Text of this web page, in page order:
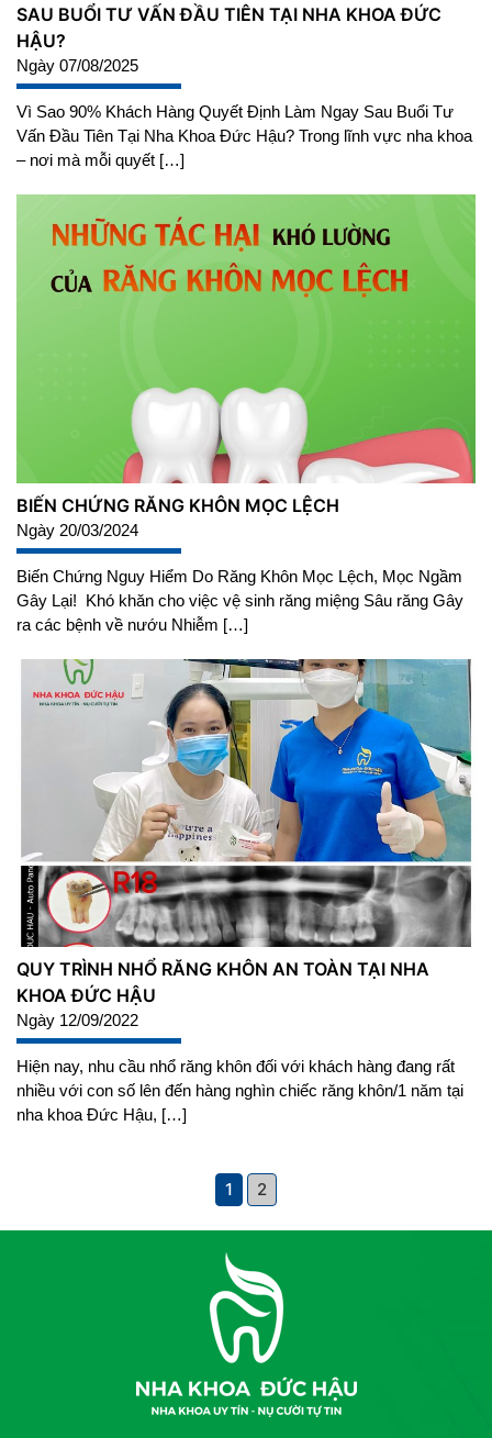
SAU BUỔI TƯ VẤN ĐẦU TIÊN TẠI NHA KHOA ĐỨC
HẬU?
Ngày 07/08/2025
Vì Sao 90% Khách Hàng Quyết Định Làm Ngay Sau Buổi Tư
Vấn Đầu Tiên Tại Nha Khoa Đức Hậu? Trong lĩnh vực nha khoa
– nơi mà mỗi quyết […]
BIẾN CHỨNG RĂNG KHÔN MỌC LỆCH
Ngày 20/03/2024
Biến Chứng Nguy Hiểm Do Răng Khôn Mọc Lệch, Mọc Ngầm
Gây Lại! Khó khăn cho việc vệ sinh răng miệng Sâu răng Gây
ra các bệnh về nướu Nhiễm […]
QUY TRÌNH NHỔ RĂNG KHÔN AN TOÀN TẠI NHA
KHOA ĐỨC HẬU
Ngày 12/09/2022
Hiện nay, nhu cầu nhổ răng khôn đối với khách hàng đang rất
nhiều với con số lên đến hàng nghìn chiếc răng khôn/1 năm tại
nha khoa Đức Hậu, […]
1 2